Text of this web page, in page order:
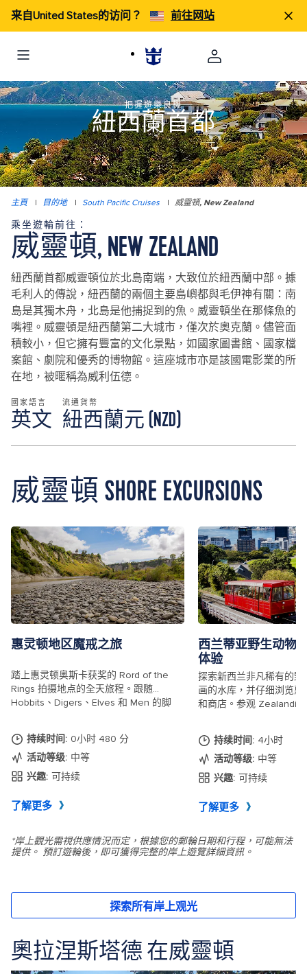
来自United States的访问？ 前往网站
把握遊樂良機
紐西蘭首都
主頁 | 目的地 | South Pacific Cruises | 威靈頓, New Zealand
乘坐遊輪前往：
威靈頓, NEW ZEALAND
紐西蘭首都威靈頓位於北島南端，大致位於紐西蘭中部。據
毛利人的傳說，紐西蘭的兩個主要島嶼都與毛伊神有關：南
島是其獨木舟，北島是他捕捉到的魚。威靈頓坐在那條魚的
嘴裡。威靈頓是紐西蘭第二大城市，僅次於奧克蘭。儘管面
積較小，但它擁有豐富的文化景點，如國家圖書館、國家檔
案館、劇院和優秀的博物館。這座城市亦是該國電影業的所
在地，被暱稱為威利伍德。
國家語言
英文
流通貨幣
紐西蘭元 (NZD)
威靈頓 SHORE EXCURSIONS
奧拉涅斯塔德 在威靈頓